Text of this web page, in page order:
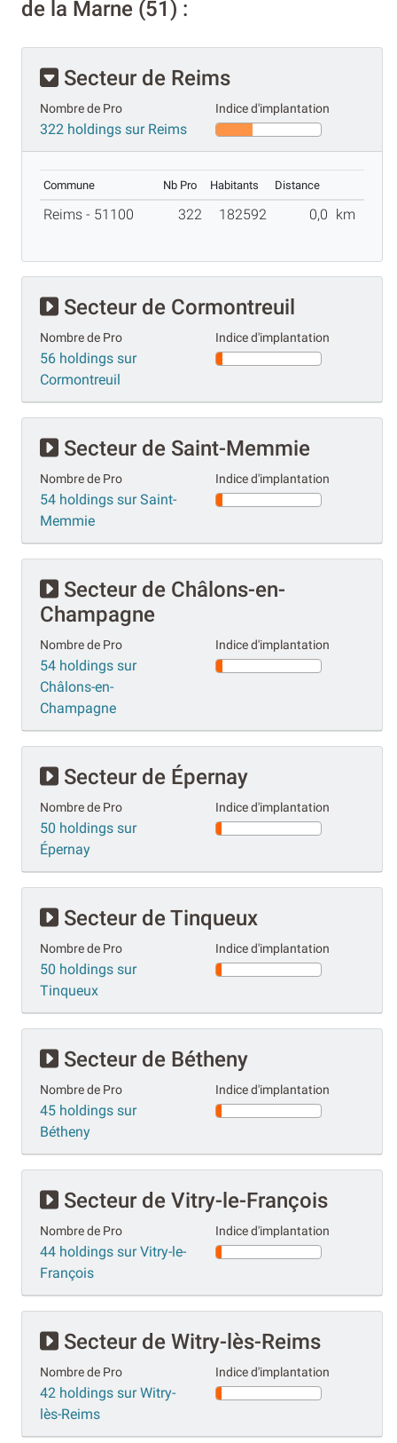
de la Marne (51) :
Secteur de Reims
Nombre de Pro
322 holdings sur Reims
Indice d'implantation
Commune Nb Pro Habitants Distance
Reims - 51100 322 182592 0,0 km
Secteur de Cormontreuil
Nombre de Pro
56 holdings sur
Cormontreuil
Indice d'implantation
Secteur de Saint-Memmie
Nombre de Pro
54 holdings sur Saint-
Memmie
Indice d'implantation
Secteur de Châlons-en-
Champagne
Nombre de Pro
54 holdings sur
Châlons-en-
Champagne
Indice d'implantation
Secteur de Épernay
Nombre de Pro
50 holdings sur
Épernay
Indice d'implantation
Secteur de Tinqueux
Nombre de Pro
50 holdings sur
Tinqueux
Indice d'implantation
Secteur de Bétheny
Nombre de Pro
45 holdings sur
Bétheny
Indice d'implantation
Secteur de Vitry-le-François
Nombre de Pro
44 holdings sur Vitry-le-
François
Indice d'implantation
Secteur de Witry-lès-Reims
Nombre de Pro
42 holdings sur Witry-
lès-Reims
Indice d'implantation